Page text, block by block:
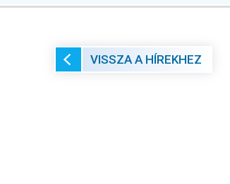
VISSZA A HÍREKHEZ